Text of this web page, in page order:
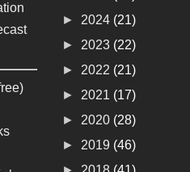
► 2024 (21)
► 2023 (22)
► 2022 (21)
► 2021 (17)
► 2020 (28)
► 2019 (46)